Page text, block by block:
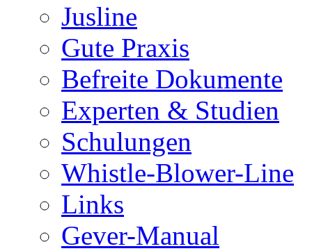
Jusline
Gute Praxis
Befreite Dokumente
Experten & Studien
Schulungen
Whistle-Blower-Line
Links
Gever-Manual